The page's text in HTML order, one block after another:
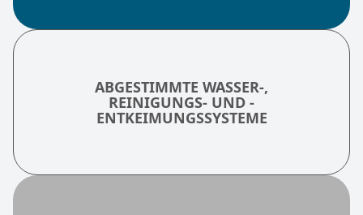
ABGESTIMMTE WASSER-,
REINIGUNGS- UND -
ENTKEIMUNGSSYSTEME